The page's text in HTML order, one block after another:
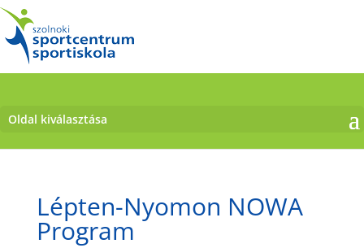
Oldal kiválasztása
Lépten-Nyomon NOWA
Program